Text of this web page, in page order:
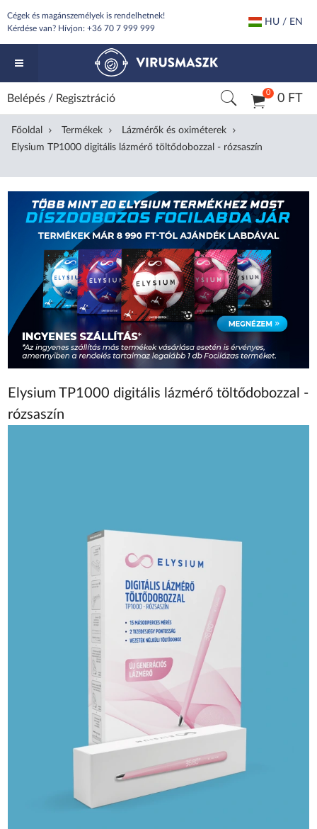
Cégek és magánszemélyek is rendelhetnek!
Kérdése van? Hívjon: +36 70 7 999 999
HU / EN
0 0 FT
Belépés / Regisztráció
Főoldal Termékek
Lázmérők és oximéterek
Elysium TP1000 digitális lázmérő töltődobozzal - rózsaszín
Elysium TP1000 digitális lázmérő töltődobozzal -
rózsaszín